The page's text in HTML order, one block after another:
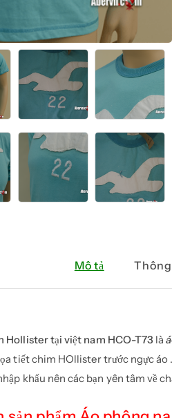
Mô tả
Hollister tại việt nam HCO-T73 là
tiết chim HOllister trước ngực áo
khẩu nên các bạn yên tâm về